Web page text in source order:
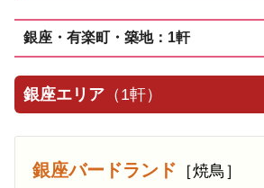
銀座・有楽町・築地：1軒
銀座エリア （1軒）
銀座バードランド ［焼鳥］